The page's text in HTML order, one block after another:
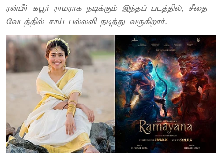
ரன்பீர் கபூர் ராமராக நடிக்கும் இந்தப் படத்தில், சீதை
வேடத்தில் சாய் பல்லவி நடித்து வருகிறார்.